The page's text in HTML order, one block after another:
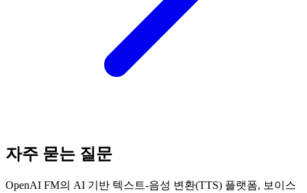
자주 묻는 질문
OpenAI FM의 AI 기반 텍스트-음성 변환(TTS) 플랫폼, 보이스